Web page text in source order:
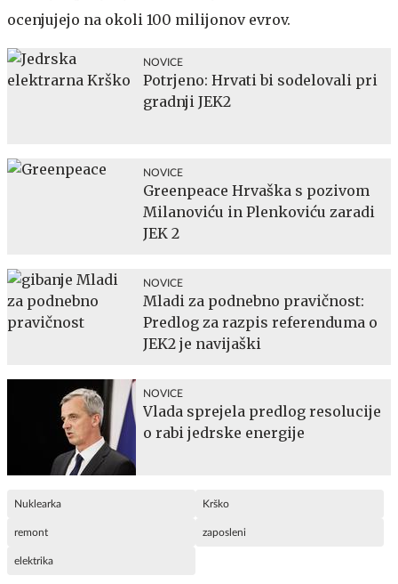
ocenjujejo na okoli 100 milijonov evrov.
NOVICE
Potrjeno: Hrvati bi sodelovali pri
gradnji JEK2
NOVICE
Greenpeace Hrvaška s pozivom
Milanoviću in Plenkoviću zaradi
JEK 2
NOVICE
Mladi za podnebno pravičnost:
Predlog za razpis referenduma o
JEK2 je navijaški
NOVICE
Vlada sprejela predlog resolucije
o rabi jedrske energije
Nuklearka Krško
remont zaposleni
elektrika